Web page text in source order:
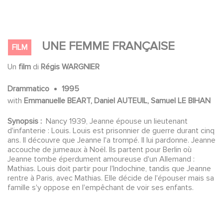
FILM UNE FEMME FRANÇAISE
Un film di Régis WARGNIER
Drammatico
1995
with Emmanuelle BEART, Daniel AUTEUIL, Samuel LE BIHAN
Synopsis : Nancy 1939, Jeanne épouse un lieutenant
d'infanterie : Louis. Louis est prisonnier de guerre durant cinq
ans. Il découvre que Jeanne l'a trompé. Il lui pardonne. Jeanne
accouche de jumeaux à Noël. Ils partent pour Berlin où
Jeanne tombe éperdument amoureuse d'un Allemand :
Mathias. Louis doit partir pour l'Indochine, tandis que Jeanne
rentre à Paris, avec Mathias. Elle décide de l'épouser mais sa
famille s'y oppose en l'empêchant de voir ses enfants.